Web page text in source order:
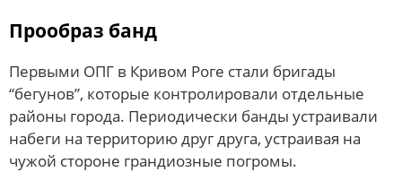
Прообраз банд
Первыми ОПГ в Кривом Роге стали бригады
“бегунов”, которые контролировали отдельные
районы города. Периодически банды устраивали
набеги на территорию друг друга, устраивая на
чужой стороне грандиозные погромы.